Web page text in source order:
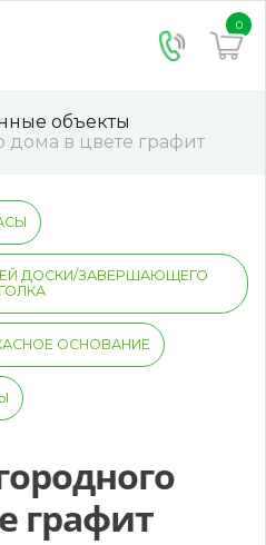
0
объекты
дома в цвете графит
ДОСКИ/ЗАВЕРШАЮЩЕГО
ОСНОВАНИЕ
графит